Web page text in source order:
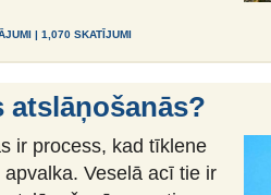
| 1,070 SKATĪJUMI
atslāņošanās?
ir process, kad tīklene
Veselā acī tie ir